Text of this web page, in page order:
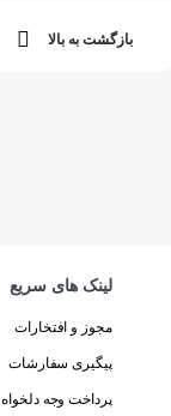
بازگشت به بالا
لینک های سریع
مجوز و افتخارات
پیگیری سفارشات
پرداخت وجه دلخواه